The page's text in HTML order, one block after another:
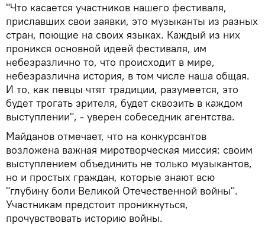
"Что касается участников нашего фестиваля,
приславших свои заявки, это музыканты из разных
стран, поющие на своих языках. Каждый из них
проникся основной идеей фестиваля, им
небезразлично то, что происходит в мире,
небезразлична история, в том числе наша общая.
И то, как певцы чтят традиции, разумеется, это
будет трогать зрителя, будет сквозить в каждом
выступлении", - уверен собеседник агентства.
Майданов отмечает, что на конкурсантов
возложена важная миротворческая миссия: своим
выступлением объединить не только музыкантов,
но и простых граждан, которые знают всю
"глубину боли Великой Отечественной войны".
Участникам предстоит проникнуться,
прочувствовать историю войны.